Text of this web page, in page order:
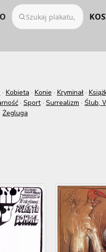
· Kobieta · Konie · Kryminał·
· Sport· Surrealizm · Ślub,
Żegluga